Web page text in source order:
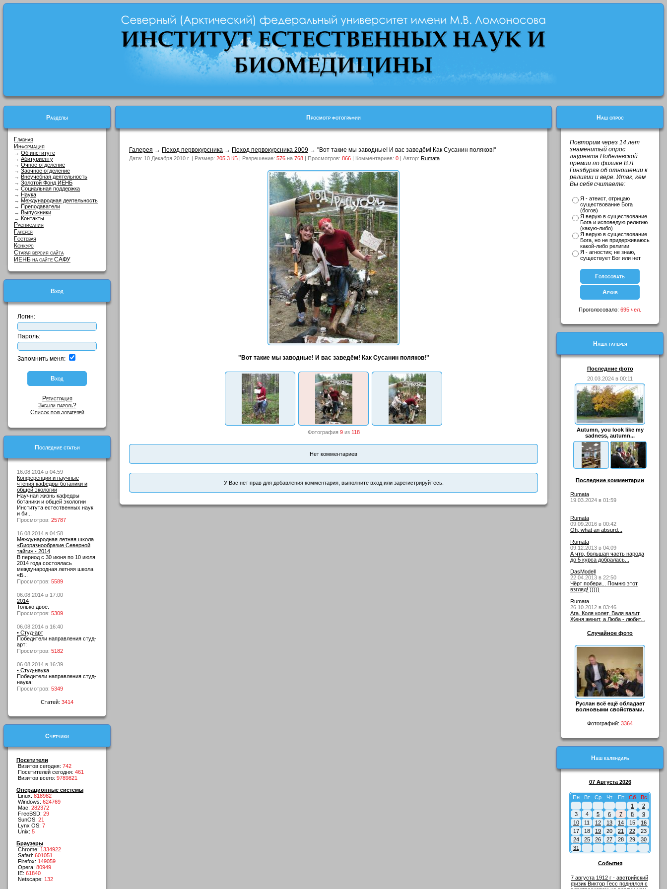
Разделы
Главная
Информация
→ Об институте
→ Абитуриенту
→ Очное отделение
→ Заочное отделение
→ Внеучебная деятельность
→ Золотой Фонд ИЕНБ
→ Социальная поддержка
→ Наука
→ Международная деятельность
→ Преподаватели
→ Выпускники
→ Контакты
Расписания
Галерея
Гостевая
Конкурс
Старая версия сайта
ИЕНБ на сайте САФУ
Вход
Логин:
Пароль:
Запомнить меня:
Регистрация
Забыли пароль?
Список пользователей
Последние статьи
16.08.2014 в 04:59
Конференции и научные
чтения кафедры ботаники и
общей экологии
Научная жизнь кафедры
ботаники и общей экологии
Института естественных наук
и би...
Просмотров: 25787
16.08.2014 в 04:58
Международная летняя школа
«Биоразнообразие Северной
тайги» - 2014
В период с 30 июня по 10 июля
2014 года состоялась
международная летняя школа
«Б...
Просмотров: 5589
06.08.2014 в 17:00
2014
Только двое.
Просмотров: 5309
06.08.2014 в 16:40
• Студ-арт
Победители направления студ-
арт:
Просмотров: 5182
06.08.2014 в 16:39
• Студ-наука
Победители направления студ-
наука:
Просмотров: 5349
Статей: 3414
Счетчики
Посетители
Визитов сегодня: 742
Посетителей сегодня: 461
Визитов всего: 9789821
Операционные системы
Linux: 818982
Windows: 624769
Mac: 282372
FreeBSD: 29
SunOS: 21
Lynx OS: 7
Unix: 5
Браузеры
Chrome: 1334922
Safari: 601051
Firefox: 149059
Opera: 80949
IE: 61840
Netscape: 132
Просмотр фотографии
Галерея → Поход первокурсника → Поход первокурсника 2009 → "Вот такие мы заводные! И вас заведём! Как Сусанин поляков!"
Дата: 10 Декабря 2010 г. | Размер: 205.3 КБ | Разрешение: 576 на 768 | Просмотров: 866 | Комментариев: 0 | Автор: Rumata
"Вот такие мы заводные! И вас заведём! Как Сусанин поляков!"
Фотография 9из 118
Нет комментариев
У Вас нет прав для добавления комментария, выполните вход или зарегистрируйтесь.
Наш опрос
Повторим через 14 лет
знаменитый опрос
лауреата Нобелевской
премии по физике В.Л.
Гинзбурга об отношении к
религии и вере. Итак, кем
Вы себя считаете:
Я - атеист, отрицаю
существование Бога
(богов)
Я верую в существование
Бога и исповедую религию
(какую-либо)
Я верую в существование
Бога, но не придерживаюсь
какой-либо религии
Я - агностик; не знаю,
существует Бог или нет
Проголосовало: 695 чел.
Наша галерея
Последние фото
20.03.2024 в 00:11
Autumn, you look like my
sadness, autumn...
Последние комментарии
Rumata
19.03.2024 в 01:59
Rumata
09.09.2016 в 00:42
Oh, what an absurd...
Rumata
09.12.2013 в 04:09
А что, большая часть народа
до 5 курса добралась...
DasModell
22.04.2013 в 22:50
Чёрт побери... Помню этот
взгляд! )))))
Rumata
26.10.2012 в 03:46
Ага. Коля колет, Валя валит,
Женя женит, а Люба - любит...
Случайное фото
Руслан всё ещё обладает
волновыми свойствами.
Фотографий: 3364
Наш календарь
07 Августа 2026
Пн Вт Ср Чт Пт Сб
Вс
1
2
3
4 5 6 7 8
9
10
11 12 13 14 15
16
17
18 19 20 21 22
23
24
25 26 27 28 29
30
31
События
7 августа 1912 г - австрийский
физик Виктор Гесс поднялся с